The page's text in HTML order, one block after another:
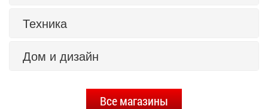
Техника
Дом и дизайн
Все магазины